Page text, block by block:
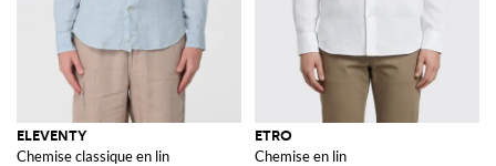
ELEVENTY
Chemise classique en lin
ETRO
Chemise en lin